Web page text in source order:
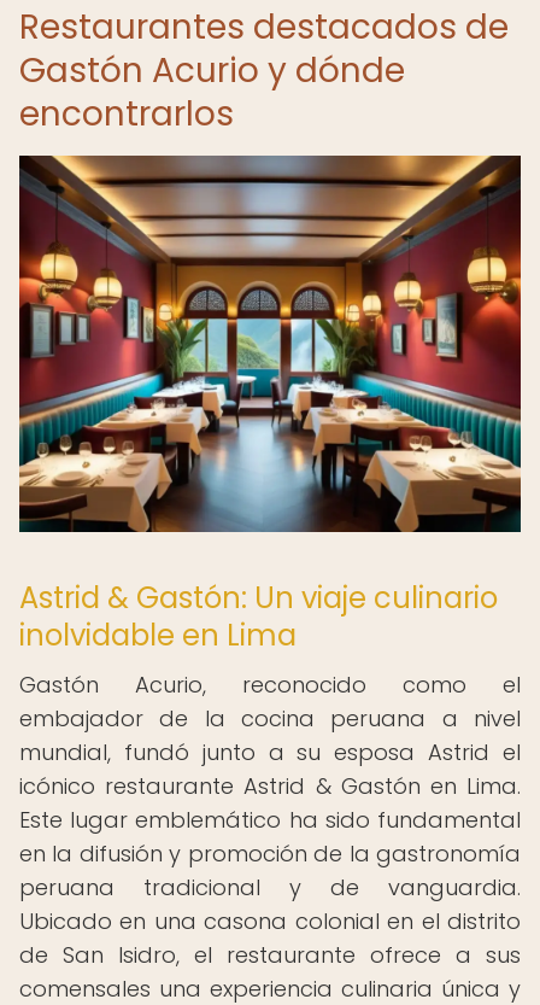
Restaurantes destacados de
Gastón Acurio y dónde
encontrarlos
Astrid & Gastón: Un viaje culinario
inolvidable en Lima
Gastón Acurio, reconocido como el
embajador de la cocina peruana a nivel
mundial, fundó junto a su esposa Astrid el
icónico restaurante Astrid & Gastón en Lima.
Este lugar emblemático ha sido fundamental
en la difusión y promoción de la gastronomía
peruana tradicional y de vanguardia.
Ubicado en una casona colonial en el distrito
de San Isidro, el restaurante ofrece a sus
comensales una experiencia culinaria única y